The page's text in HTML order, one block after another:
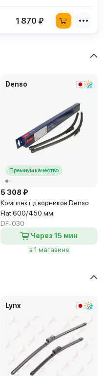
1 870 ₽
Denso
Премиум качество
5 308 ₽
Комплект дворников Denso
Flat 600/450 мм
DF-030
Через 15 мин
в 1 магазине
Lynx